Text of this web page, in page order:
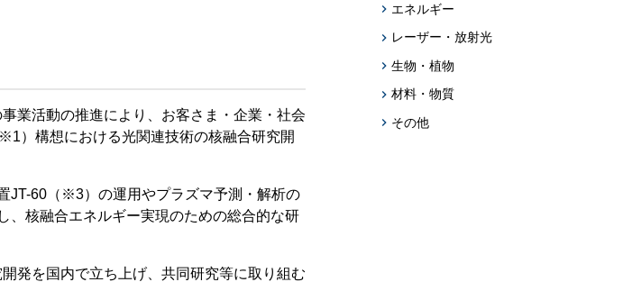
業活動の推進により、お客さま・企業・社会
）構想における光関連技術の核融合研究開
JT-60（※3）の運用やプラズマ予測・解析の
核融合エネルギー実現のための総合的な研
発を国内で立ち上げ、共同研究等に取り組む
エネルギー
レーザー・放射光
生物・植物
材料・物質
その他